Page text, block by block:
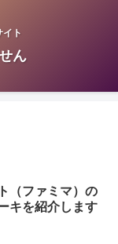
ト
ん
（ファミマ）の
キを紹介します